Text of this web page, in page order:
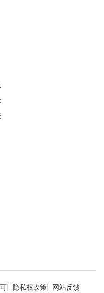
隐私权政策
网站反馈